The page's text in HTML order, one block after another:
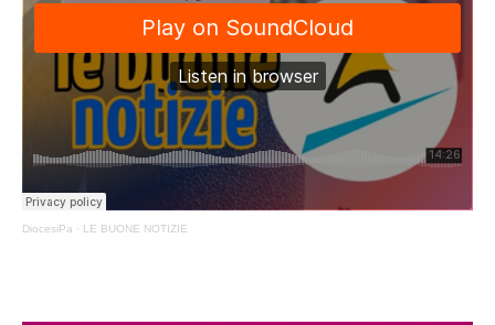
DiocesiPa · LE BUONE NOTIZIE